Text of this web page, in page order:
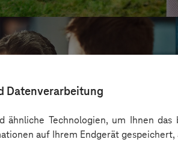
Datenverarbeitung
ähnliche Technologien, um Ihnen
auf Ihrem Endgerät